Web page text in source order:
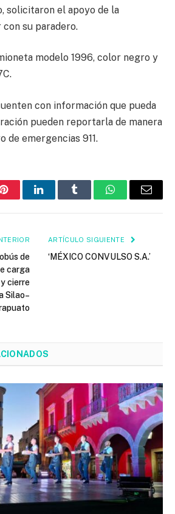
solicitaron el apoyo de la
con su paradero.
modelo 1996, color negro y
con información que pueda
pueden reportarla de manera
de emergencias 911.
PinterestLinkedInTumblr WhatsAppEmail
de
carga
cierre
Silao–
ARTÍCULO SIGUIENTE
‘MÉXICO CONVULSO S.A.’